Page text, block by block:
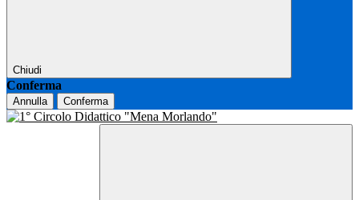
Chiudi
Conferma
Annulla Conferma